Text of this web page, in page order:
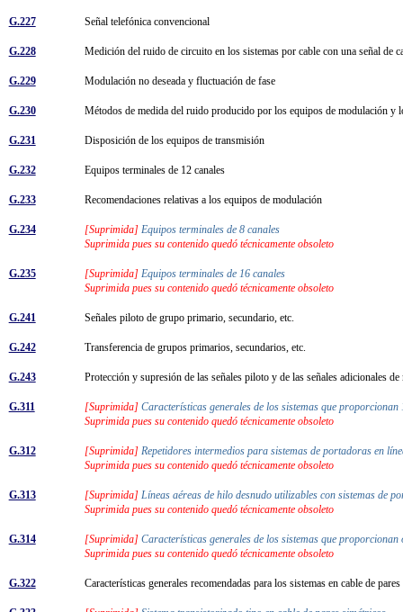
G.227 Señal telefónica convencional
G.228 Medición del ruido de circuito en los sistemas por cable con una señal
G.229 Modulación no deseada y fluctuación de fase
G.230 Métodos de medida del ruido producido por los equipos de modulación
G.231 Disposición de los equipos de transmisión
G.232 Equipos terminales de 12 canales
G.233 Recomendaciones relativas a los equipos de modulación
G.234 [Suprimida] Equipos terminales de 8 canales
Suprimida pues su contenido quedó técnicamente obsoleto
G.235 [Suprimida] Equipos terminales de 16 canales
Suprimida pues su contenido quedó técnicamente obsoleto
G.241 Señales piloto de grupo primario, secundario, etc.
G.242 Transferencia de grupos primarios, secundarios, etc.
G.243 Protección y supresión de las señales piloto y de las señales adicionales
G.311 [Suprimida] Características generales de los sistemas que
Suprimida pues su contenido quedó técnicamente obsoleto
G.312 [Suprimida] Repetidores intermedios para sistemas de portadoras en
Suprimida pues su contenido quedó técnicamente obsoleto
G.313 [Suprimida] Líneas aéreas de hilo desnudo utilizables con sistemas de
Suprimida pues su contenido quedó técnicamente obsoleto
G.314 [Suprimida] Características generales de los sistemas que
Suprimida pues su contenido quedó técnicamente obsoleto
G.322 Características generales recomendadas para los sistemas en cable de